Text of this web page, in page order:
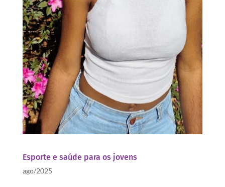
Esporte e saúde para os jovens
ago/2025